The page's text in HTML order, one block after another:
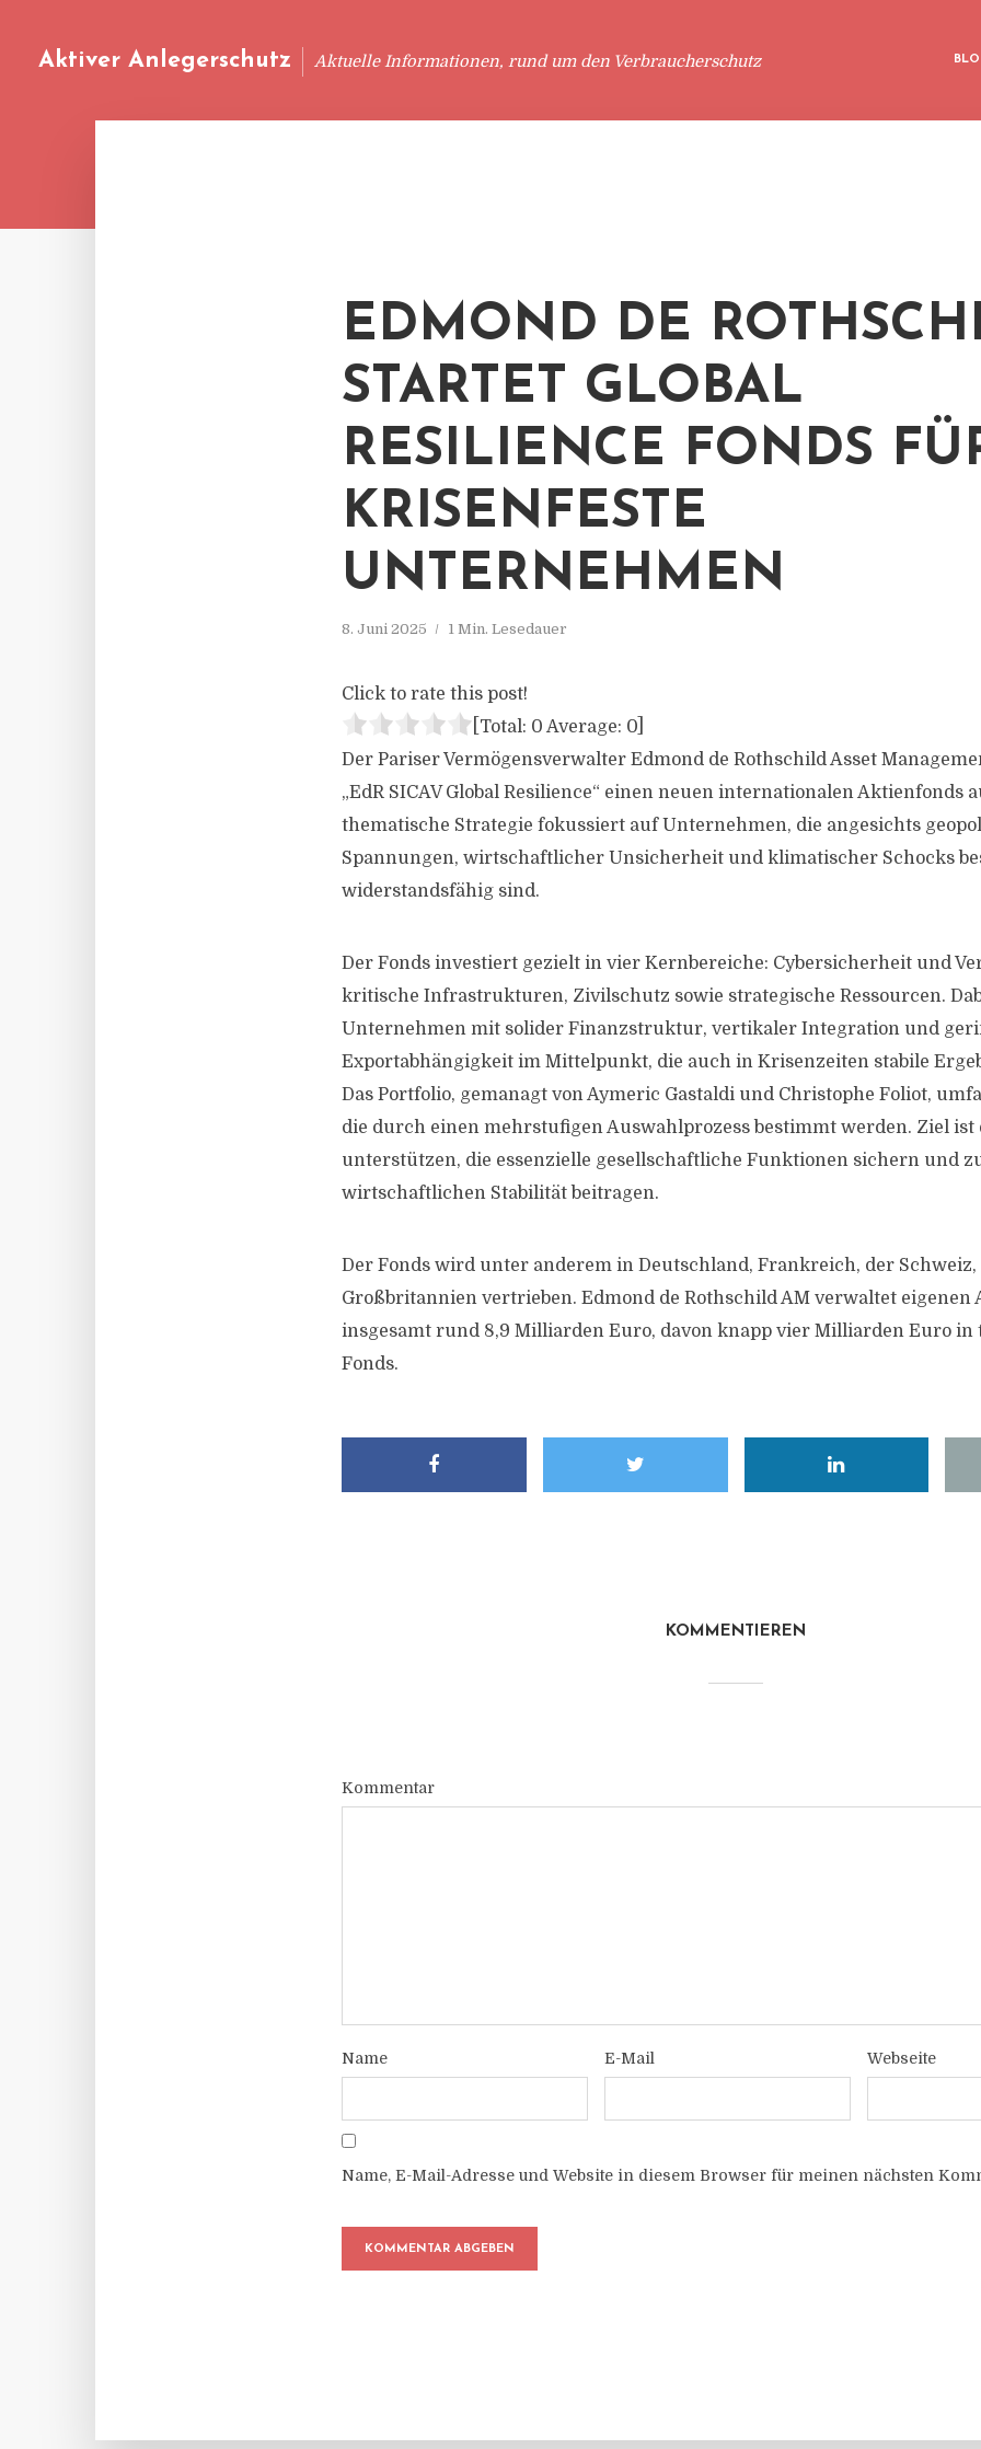
Aktiver Anlegerschutz Aktuelle Informationen, rund um den Verbraucherschutz
EDMOND DE
STARTET GLOBAL
RESILIENCE FONDS
KRISENFESTE
UNTERNEHMEN
8. Juni 2025 1 Min. Lesedauer
Click to rate this post!
[Total: 0 Average: 0
Der Pariser Vermögensverwalter Edmond de Rothschild Asset
„EdR SICAV Global Resilience“ einen neuen internationalen Aktienfonds
thematische Strategie fokussiert auf Unternehmen, die angesichts
Spannungen, wirtschaftlicher Unsicherheit und klimatischer Schocks
widerstandsfähig sind.
Der Fonds investiert gezielt in vier Kernbereiche: Cybersicherheit und
kritische Infrastrukturen, Zivilschutz sowie strategische Ressourcen.
Unternehmen mit solider Finanzstruktur, vertikaler Integration und
Exportabhängigkeit im Mittelpunkt, die auch in Krisenzeiten stabile
Das Portfolio, gemanagt von Aymeric Gastaldi und Christophe Foliot,
die durch einen mehrstufigen Auswahlprozess bestimmt werden. Ziel ist
unterstützen, die essenzielle gesellschaftliche Funktionen sichern und
wirtschaftlichen Stabilität beitragen.
Der Fonds wird unter anderem in Deutschland, Frankreich, der
Großbritannien vertrieben. Edmond de Rothschild AM verwaltet eigenen
insgesamt rund 8,9 Milliarden Euro, davon knapp vier Milliarden Euro in
Fonds.
KOMMENTIEREN
Kommentar
Name E-Mail Webseite
Name, E-Mail-Adresse und Website in diesem Browser für meinen nächsten